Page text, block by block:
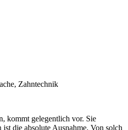
, Zahntechnik
kommt gelegentlich vor. Sie
die absolute Ausnahme. Von solch